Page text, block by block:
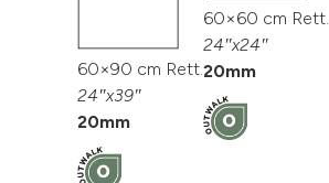
60×90 cm Rett.
24″x39″
20mm
60×60 cm Rett.
24″x24″
20mm